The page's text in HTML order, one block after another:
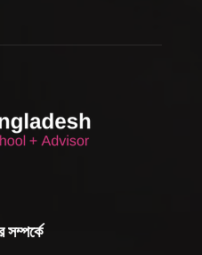
সম্পর্কে